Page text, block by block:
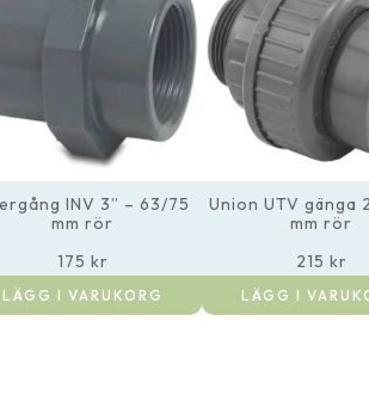
INV 3” – 63/75
mm rör
175 kr
LÄGG I VARUKORG
Union UTV gänga
mm rör
215 kr
LÄGG I